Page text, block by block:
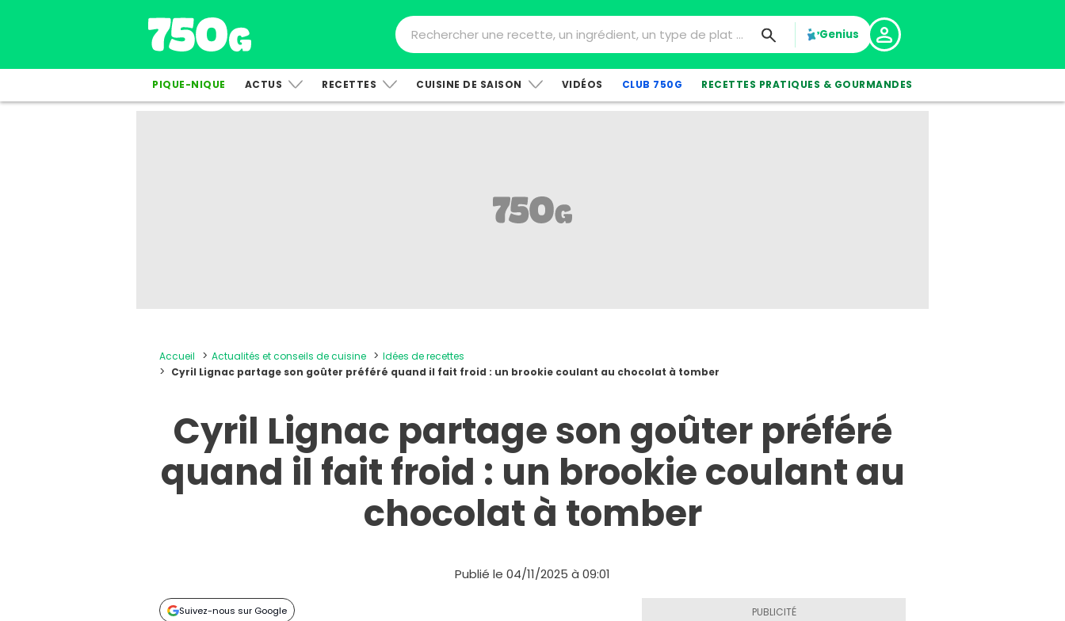
Genius
PIQUE-NIQUE ACTUS RECETTES CUISINE DE SAISON VIDÉOS CLUB 750G RECETTES PRATIQUES & GOURMANDES
Accueil Actualités et conseils de cuisine
Idées de recettes
Cyril Lignac partage son goûter préféré quand il fait froid : un brookie coulant au chocolat à tomber
Cyril Lignac partage son goûter préféré
quand il fait froid : un brookie coulant au
chocolat à tomber
Publié le 04/11/2025 à 09:01
Suivez-nous sur Google